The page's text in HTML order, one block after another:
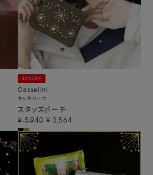
40%OFF
Casselini
キャセリーニ
スタッズポーチ
¥ 5,940 ¥ 3,564